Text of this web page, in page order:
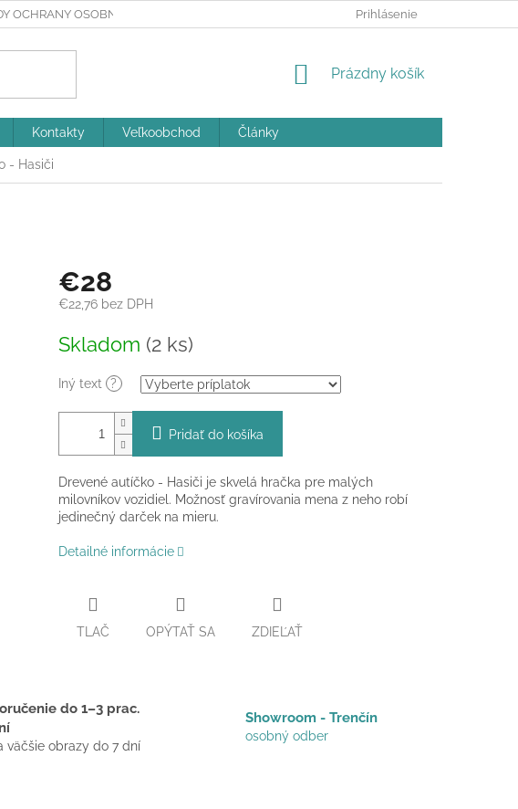
OCHRANY OSOBNÝCH ÚDAJOV A POUČENIE O COOKIES REKLAMAČNÝ PORIADOK
Prihlásenie
NÁKUPNÝ
Prázdny košík
Kontakty Veľkoobchod Články
- Hasiči
€28
€22,76bez DPH
cena:
Skladom (2 ks)
Iný text ?
Pridať do košíka
Drevené autíčko - Hasiči je skvelá hračka pre malých
milovníkov vozidiel. Možnosť gravírovania mena z neho robí
jedinečný darček na mieru.
Detailné informácie
TLAČ OPÝTAŤ SA ZDIEĽAŤ
do 1–3 prac.
väčšie obrazy do 7 dní
Showroom - Trenčín
osobný odber